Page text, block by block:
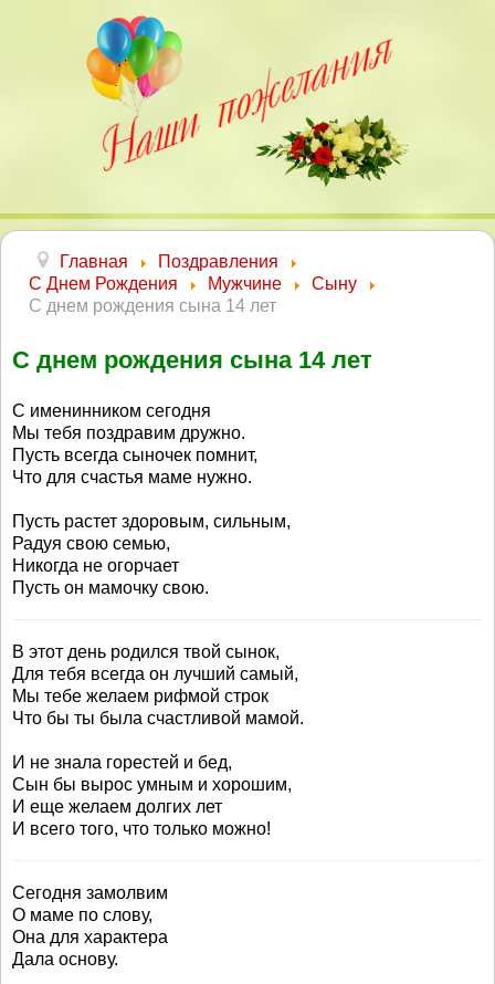
Главная
Поздравления
С Днем Рождения
Мужчине
Сыну
С днем рождения сына 14 лет
С днем рождения сына 14 лет
С именинником сегодня
Мы тебя поздравим дружно.
Пусть всегда сыночек помнит,
Что для счастья маме нужно.
Пусть растет здоровым, сильным,
Радуя свою семью,
Никогда не огорчает
Пусть он мамочку свою.
В этот день родился твой сынок,
Для тебя всегда он лучший самый,
Мы тебе желаем рифмой строк
Что бы ты была счастливой мамой.
И не знала горестей и бед,
Сын бы вырос умным и хорошим,
И еще желаем долгих лет
И всего того, что только можно!
Сегодня замолвим
О маме по слову,
Она для характера
Дала основу.